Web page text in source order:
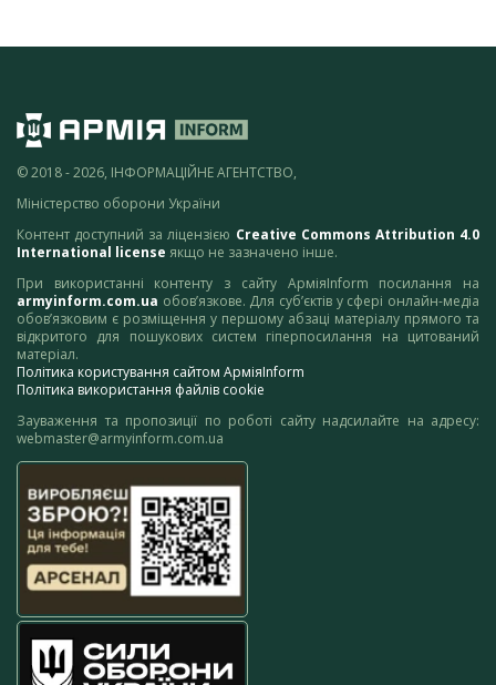
© 2018 - 2026, ІНФОРМАЦІЙНЕ АГЕНТСТВО,
Міністерство оборони України
Контент доступний за ліцензією Creative Commons Attribution 4.0
International license якщо не зазначено інше.
При використанні контенту з сайту АрміяInform посилання на
armyinform.com.ua обов’язкове. Для суб’єктів у сфері онлайн-медіа
обов’язковим є розміщення у першому абзаці матеріалу прямого та
відкритого для пошукових систем гіперпосилання на цитований
матеріал.
Політика користування сайтом АрміяInform
Політика використання файлів cookie
Зауваження та пропозиції по роботі сайту надсилайте на адресу:
webmaster@armyinform.com.ua